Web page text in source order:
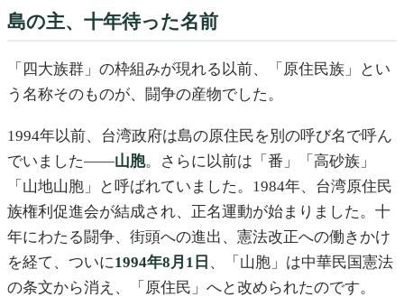
島の主、十年待った名前
「四大族群」の枠組みが現れる以前、「原住民族」とい
う名称そのものが、闘争の産物でした。
1994年以前、台湾政府は島の原住民を別の呼び名で呼ん
でいました——山胞。さらに以前は「番」「高砂族」
「山地山胞」と呼ばれていました。1984年、台湾原住民
族権利促進会が結成され、正名運動が始まりました。十
年にわたる闘争、街頭への進出、憲法改正への働きかけ
を経て、ついに1994年8月1日 、「山胞」は中華民国憲法
の条文から消え、「原住民」へと改められたのです。